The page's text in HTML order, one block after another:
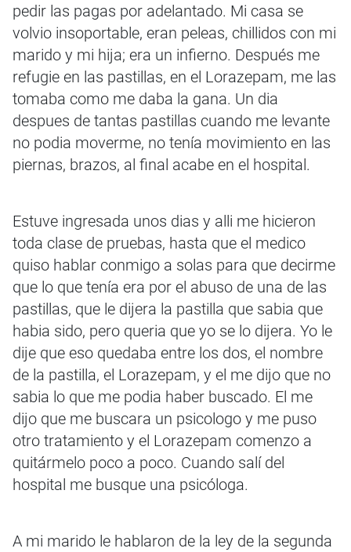
pedir las pagas por adelantado. Mi casa se
volvio insoportable, eran peleas, chillidos con mi
marido y mi hija; era un infierno. Después me
refugie en las pastillas, en el Lorazepam, me las
tomaba como me daba la gana. Un dia
despues de tantas pastillas cuando me levante
no podia moverme, no tenía movimiento en las
piernas, brazos, al final acabe en el hospital.
Estuve ingresada unos dias y alli me hicieron
toda clase de pruebas, hasta que el medico
quiso hablar conmigo a solas para que decirme
que lo que tenía era por el abuso de una de las
pastillas, que le dijera la pastilla que sabia que
habia sido, pero queria que yo se lo dijera. Yo le
dije que eso quedaba entre los dos, el nombre
de la pastilla, el Lorazepam, y el me dijo que no
sabia lo que me podia haber buscado. El me
dijo que me buscara un psicologo y me puso
otro tratamiento y el Lorazepam comenzo a
quitármelo poco a poco. Cuando salí del
hospital me busque una psicóloga.
A mi marido le hablaron de la ley de la segunda